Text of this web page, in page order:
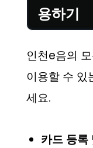
용하기
인천e음의
이용할 수 있
세요.
카드 등록